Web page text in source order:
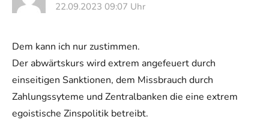
22.09.2023 09:07 Uhr
Dem kann ich nur zustimmen.
Der abwärtskurs wird extrem angefeuert durch
einseitigen Sanktionen, dem Missbrauch durch
Zahlungssyteme und Zentralbanken die eine extrem
egoistische Zinspolitik betreibt.